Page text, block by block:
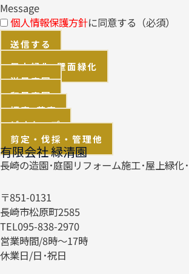
Message
個人情報保護方針に同意する（必須）
送信する
屋上緑化･壁面緑化
洋風庭園
和風庭園
坪庭･茶庭
ビオトープ
剪定・伐採・管理他
有限会社 緑清園
長崎の造園･庭園リフォーム施工･屋上緑化
〒851-0131
長崎市松原町2585
TEL095-838-2970
営業時間/8時～17時
休業日/日･祝日